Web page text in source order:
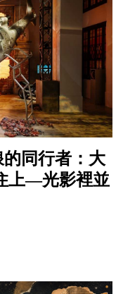
同行者：大
上—光影裡並